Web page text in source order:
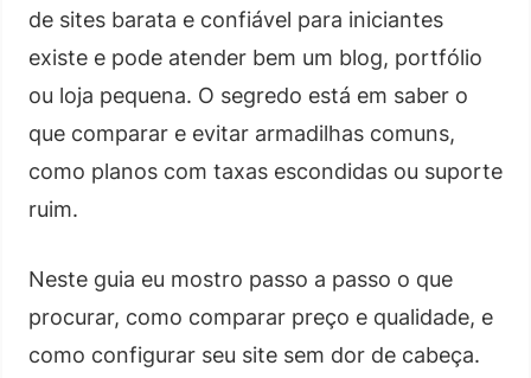
de sites barata e confiável para iniciantes
existe e pode atender bem um blog, portfólio
ou loja pequena. O segredo está em saber o
que comparar e evitar armadilhas comuns,
como planos com taxas escondidas ou suporte
ruim.
Neste guia eu mostro passo a passo o que
procurar, como comparar preço e qualidade, e
como configurar seu site sem dor de cabeça.